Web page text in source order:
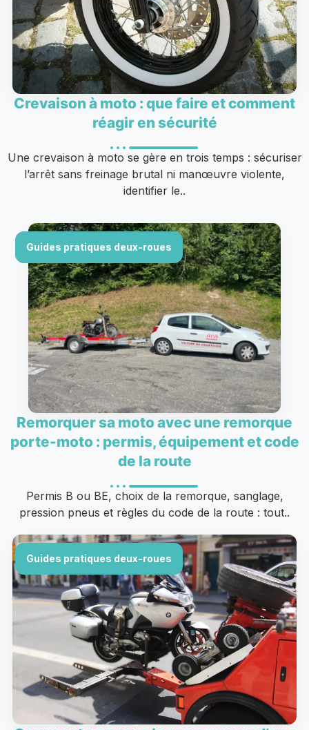
Crevaison à moto : que faire et comment
réagir en sécurité
Une crevaison à moto se gère en trois temps : sécuriser
l’arrêt sans freinage brutal ni manœuvre violente,
identifier le..
Guides pratiques deux-roues
Remorquer sa moto avec une remorque
porte-moto : permis, équipement et code
de la route
Permis B ou BE, choix de la remorque, sanglage,
pression pneus et règles du code de la route : tout..
Guides pratiques deux-roues